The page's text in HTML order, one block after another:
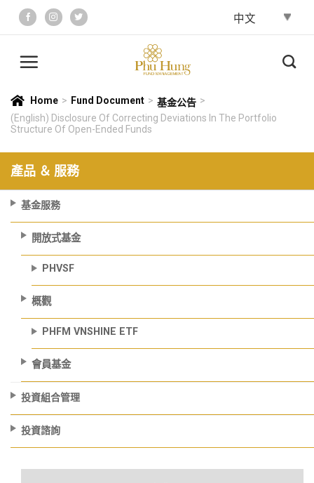
content
Home > Fund Document > 基金公告 >
(English) Disclosure Of Correcting Deviations In The Portfolio
Structure Of Open-Ended Funds
產品 ＆ 服務
基金服務
開放式基金
PHVSF
概觀
PHFM VNSHINE ETF
會員基金
投資組合管理
投資諮詢